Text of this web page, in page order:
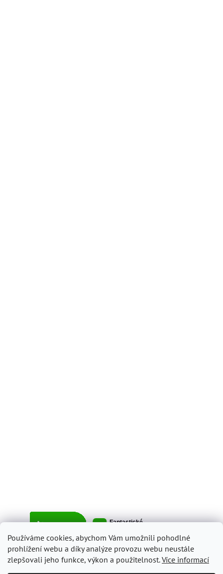
Používáme cookies, abychom Vám umožnili pohodlné
prohlížení webu a díky analýze provozu webu neustále
zlepšovali jeho funkce, výkon a použitelnost.Více informací